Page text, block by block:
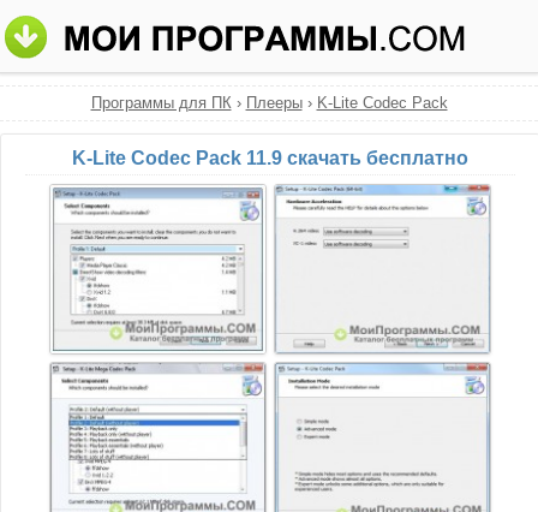
Программы для ПК› Плееры› K-Lite Codec Pack
K-Lite Codec Pack 11.9 скачать бесплатно